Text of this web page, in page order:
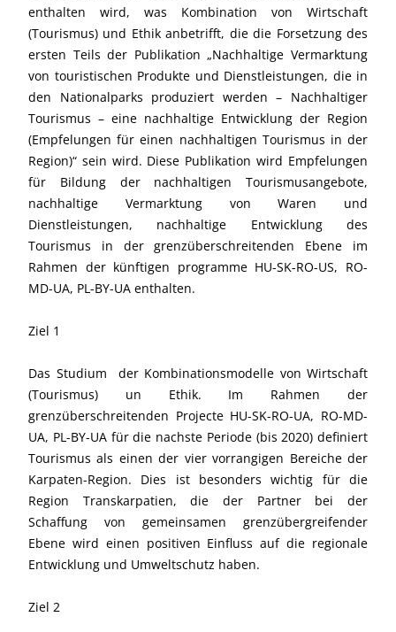
enthalten wird, was Kombination von Wirtschaft
(Tourismus) und Ethik anbetrifft, die die Forsetzung des
ersten Teils der Publikation „Nachhaltige Vermarktung
von touristischen Produkte und Dienstleistungen, die in
den Nationalparks produziert werden – Nachhaltiger
Tourismus – eine nachhaltige Entwicklung der Region
(Empfelungen für einen nachhaltigen Tourismus in der
Region)“ sein wird. Diese Publikation wird Empfelungen
für Bildung der nachhaltigen Tourismusangebote,
nachhaltige Vermarktung von Waren und
Dienstleistungen, nachhaltige Entwicklung des
Tourismus in der grenzüberschreitenden Ebene im
Rahmen der künftigen programme HU-SK-RO-US, RO-
MD-UA, PL-BY-UA enthalten.
Ziel 1
Das Studium der Kombinationsmodelle von Wirtschaft
(Tourismus) un Ethik. Im Rahmen der
grenzüberschreitenden Projecte HU-SK-RO-UA, RO-MD-
UA, PL-BY-UA für die nachste Periode (bis 2020) definiert
Tourismus als einen der vier vorrangigen Bereiche der
Karpaten-Region. Dies ist besonders wichtig für die
Region Transkarpatien, die der Partner bei der
Schaffung von gemeinsamen grenzübergreifender
Ebene wird einen positiven Einfluss auf die regionale
Entwicklung und Umweltschutz haben.
Ziel 2